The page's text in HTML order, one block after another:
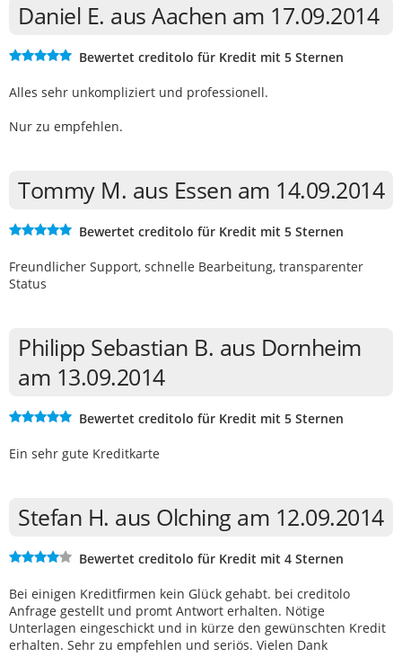
Daniel E. aus Aachen am 17.09.2014
Bewertet creditolo für Kredit mit 5 Sternen
Alles sehr unkompliziert und professionell.
Nur zu empfehlen.
Tommy M. aus Essen am 14.09.2014
Bewertet creditolo für Kredit mit 5 Sternen
Freundlicher Support, schnelle Bearbeitung, transparenter
Status
Philipp Sebastian B. aus Dornheim
am 13.09.2014
Bewertet creditolo für Kredit mit 5 Sternen
Ein sehr gute Kreditkarte
Stefan H. aus Olching am 12.09.2014
Bewertet creditolo für Kredit mit 4 Sternen
Bei einigen Kreditfirmen kein Glück gehabt. bei creditolo
Anfrage gestellt und promt Antwort erhalten. Nötige
Unterlagen eingeschickt und in kürze den gewünschten Kredit
erhalten. Sehr zu empfehlen und seriös. Vielen Dank